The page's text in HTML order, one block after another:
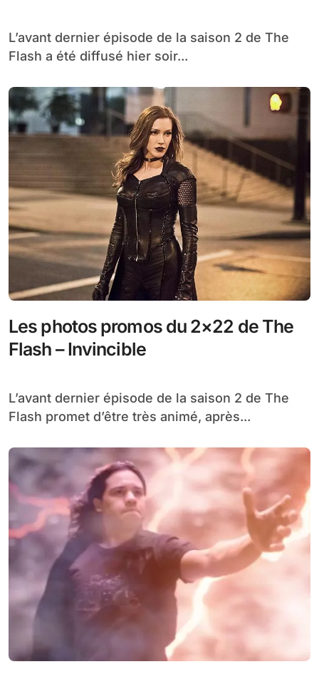
L’avant dernier épisode de la saison 2 de The
Flash a été diffusé hier soir...
Les photos promos du 2×22 de The
Flash – Invincible
L’avant dernier épisode de la saison 2 de The
Flash promet d’être très animé, après...